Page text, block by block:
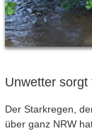
Unwetter
Der Starkregen,
über ganz NRW